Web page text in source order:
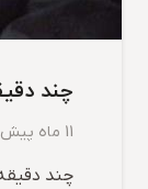
چند
11 ماه پیش